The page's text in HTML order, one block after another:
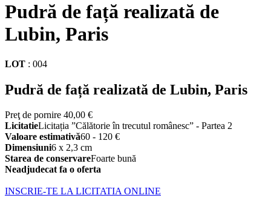
Pudră de față realizată de
Lubin, Paris
LOT : 004
Pudră de față realizată de Lubin, Paris
Preţ de pornire 40,00 €
LicitatieLicitația ”Călătorie în trecutul românesc” - Partea 2
Valoare estimativă60 - 120 €
Dimensiuni6 x 2,3 cm
Starea de conservareFoarte bună
Neadjudecat fa o oferta
INSCRIE-TE LA LICITATIA ONLINE